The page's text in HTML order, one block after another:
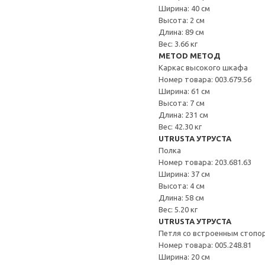
Ширина: 40 см
Высота: 2 см
Длина: 89 см
Вес: 3.66 кг
METOD МЕТОД
Каркас высокого шкафа
Номер товара: 003.679.56
Ширина: 61 см
Высота: 7 см
Длина: 231 см
Вес: 42.30 кг
UTRUSTA УТРУСТА
Полка
Номер товара: 203.681.63
Ширина: 37 см
Высота: 4 см
Длина: 58 см
Вес: 5.20 кг
UTRUSTA УТРУСТА
Петля со встроенным
Номер товара: 005.248.81
Ширина: 20 см